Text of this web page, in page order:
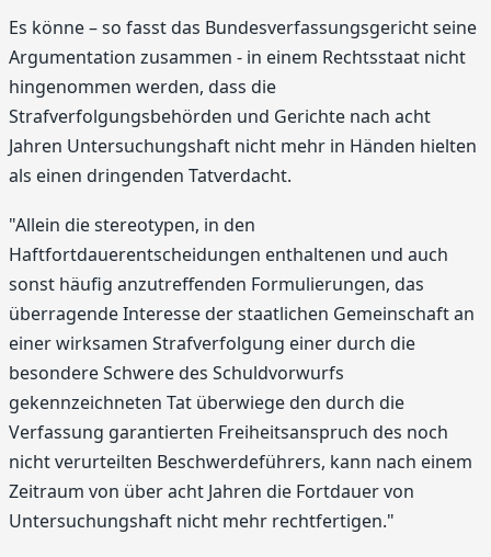
Es könne – so fasst das Bundesverfassungsgericht seine
Argumentation zusammen - in einem Rechtsstaat nicht
hingenommen werden, dass die
Strafverfolgungsbehörden und Gerichte nach acht
Jahren Untersuchungshaft nicht mehr in Händen hielten
als einen dringenden Tatverdacht.
"Allein die stereotypen, in den
Haftfortdauerentscheidungen enthaltenen und auch
sonst häufig anzutreffenden Formulierungen, das
überragende Interesse der staatlichen Gemeinschaft an
einer wirksamen Strafverfolgung einer durch die
besondere Schwere des Schuldvorwurfs
gekennzeichneten Tat überwiege den durch die
Verfassung garantierten Freiheitsanspruch des noch
nicht verurteilten Beschwerdeführers, kann nach einem
Zeitraum von über acht Jahren die Fortdauer von
Untersuchungshaft nicht mehr rechtfertigen."